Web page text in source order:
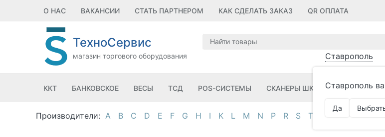
О НАС ВАКАНСИИ СТАТЬ ПАРТНЕРОМ КАК СДЕЛАТЬ ЗАКАЗ QR ОПЛАТА
ТехноСервис
магазин торгового оборудования Ставрополь
Ставрополь
Да
ККТ БАНКОВСКОЕ ВЕСЫ ТСД POS-СИСТЕМЫ СКАНЕРЫ ШК ПРИНТЕРЫ ШК
A B C D E F G H I K L M N P R S T Z